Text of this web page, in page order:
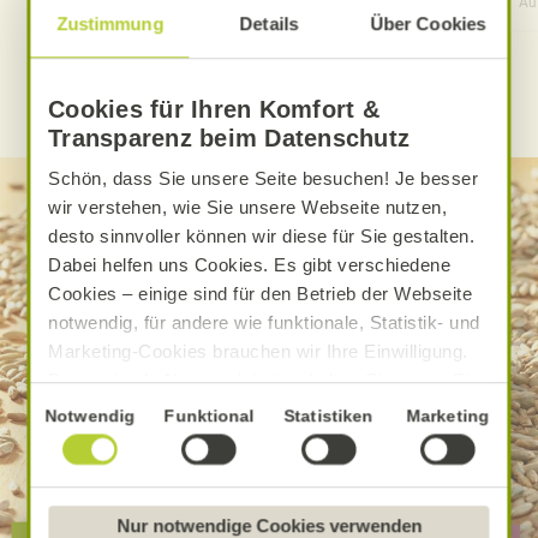
Zustimmung Details Über Cookies
Cookies für Ihren Komfort &
Transparenz beim Datenschutz
Schön, dass Sie unsere Seite besuchen! Je besser
wir verstehen, wie Sie unsere Webseite nutzen,
desto sinnvoller können wir diese für Sie gestalten.
Dabei helfen uns Cookies. Es gibt verschiedene
Cookies – einige sind für den Betrieb der Webseite
notwendig, für andere wie funktionale, Statistik- und
Marketing-Cookies brauchen wir Ihre Einwilligung.
Das optimale Nutzererlebnis erhalten Sie, wenn Sie
„Alle Cookies erlauben“ anklicken. Ihre Einwilligung
umfasst in diesem Fall auch den Einsatz von
Dienstleistern in Drittländern, die kein mit der EU
Sofern personenbezogene Daten dorthin übermittelt
Einwilligungsauswahl
Notwendig Funktional Statistiken Marketing
Nur notwendige Cookies verwenden
WEITERE ALNATURA REZEPTE FINDEN